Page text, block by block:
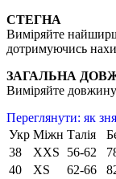
СТЕГНА
Виміряйте
дотримуючись
ЗАГАЛЬНА
Виміряйте
Переглянути: як
Укр Міжн Талія
38
XXS 56-62
40
XS 62-66